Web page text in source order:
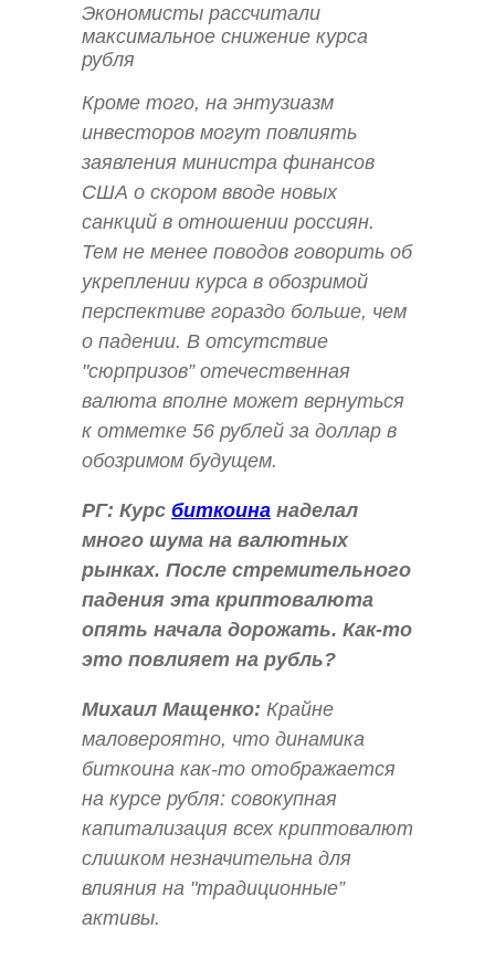
Экономисты рассчитали
максимальное снижение курса
рубля
Кроме того, на энтузиазм
инвесторов могут повлиять
заявления министра финансов
США о скором вводе новых
санкций в отношении россиян.
Тем не менее поводов говорить об
укреплении курса в обозримой
перспективе гораздо больше, чем
о падении. В отсутствие
"сюрпризов” отечественная
валюта вполне может вернуться
к отметке 56 рублей за доллар в
обозримом будущем.
РГ: Курс биткоина наделал
много шума на валютных
рынках. После стремительного
падения эта криптовалюта
опять начала дорожать. Как-то
это повлияет на рубль?
Михаил Мащенко: Крайне
маловероятно, что динамика
биткоина как-то отображается
на курсе рубля: совокупная
капитализация всех криптовалют
слишком незначительна для
влияния на "традиционные”
активы.